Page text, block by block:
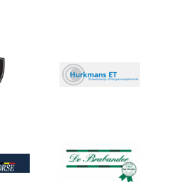
Afbeelding
Afbeelding